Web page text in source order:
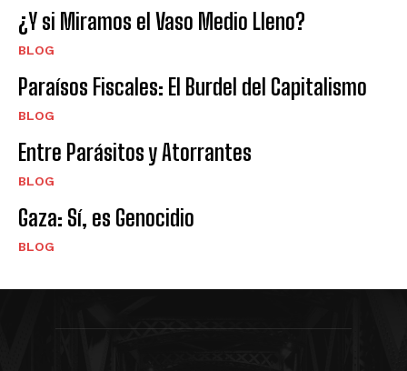
¿Y si Miramos el Vaso Medio Lleno?
BLOG
Paraísos Fiscales: El Burdel del Capitalismo
BLOG
Entre Parásitos y Atorrantes
BLOG
Gaza: Sí, es Genocidio
BLOG